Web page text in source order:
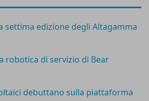
fluida e personalizzata. Con
e a soluzioni digitali innovative in
gestione efficiente lungo tutta la
Ronchi, vice president sales
globale specializzata nel cross
to-consumer, ci aiuta a delineare il
settima edizione degli Altagamma
robotica di servizio di Bear
debuttano sulla piattaforma